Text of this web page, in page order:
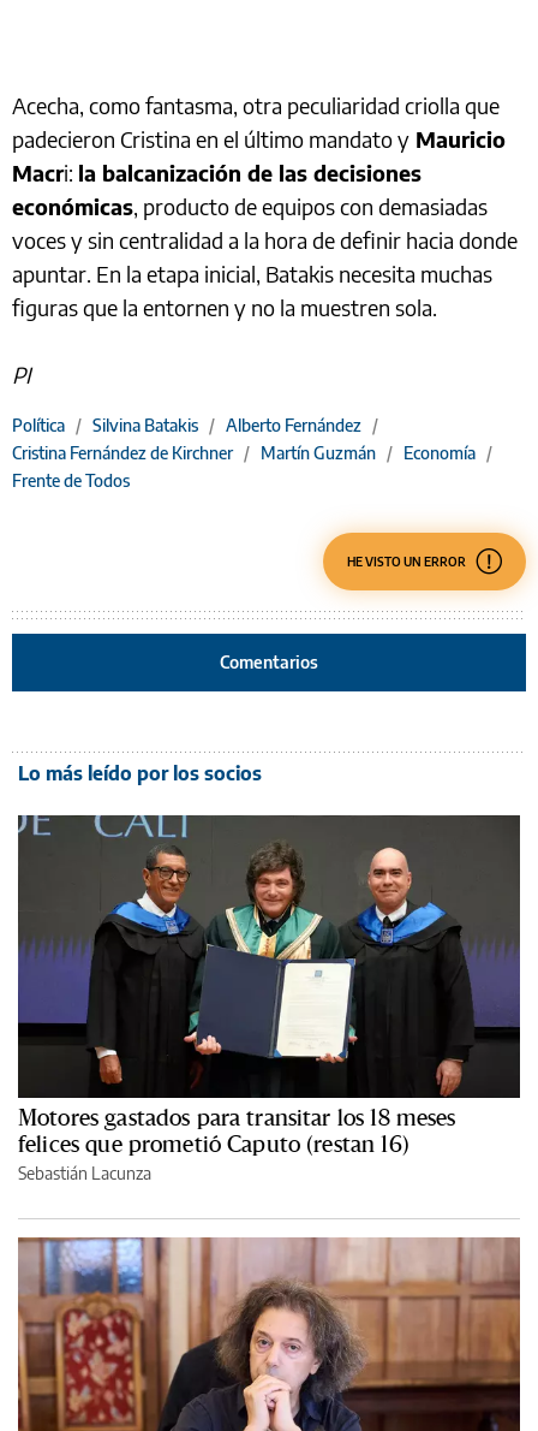
Acecha, como fantasma, otra peculiaridad criolla que
padecieron Cristina en el último mandato y Mauricio
Macri: la balcanización de las decisiones
económicas, producto de equipos con demasiadas
voces y sin centralidad a la hora de definir hacia donde
apuntar. En la etapa inicial, Batakis necesita muchas
figuras que la entornen y no la muestren sola.
PI
Política / Silvina Batakis / Alberto Fernández /
Cristina Fernández de Kirchner / Martín Guzmán / Economía /
Frente de Todos
HE VISTO UN ERROR
Comentarios
Lo más leído por los socios
Motores gastados para transitar los 18 meses
felices que prometió Caputo (restan 16)
Sebastián Lacunza